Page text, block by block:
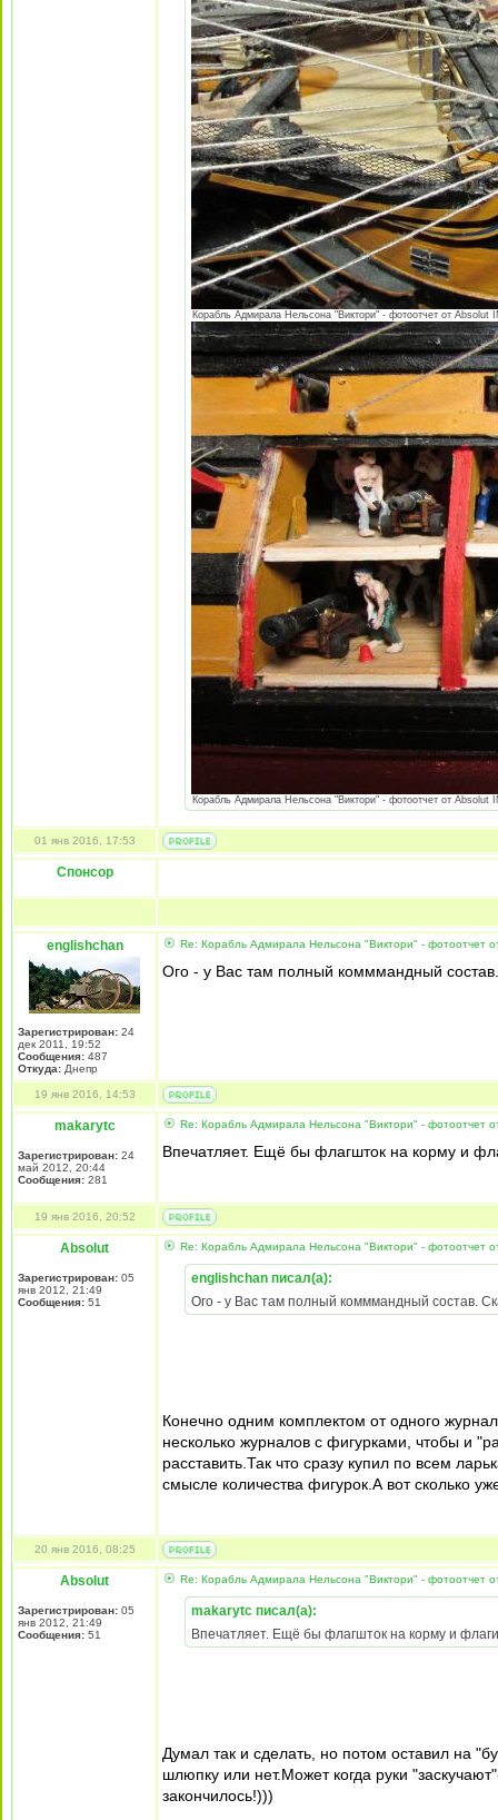
Корабль Адмирала Нельсона "Виктори" - фотоотчет от
Корабль Адмирала Нельсона "Виктори" - фотоотчет от
01 янв 2016, 17:53
Спонсор
englishchan
Зарегистрирован: 24
дек 2011, 19:52
Сообщения: 487
Откуда: Днепр
Re: Корабль Адмирала Нельсона "Виктори" - фотоотчет
Ого - у Вас там полный комммандный
19 янв 2016, 14:53
makarytc
Зарегистрирован: 24
май 2012, 20:44
Сообщения: 281
Re: Корабль Адмирала Нельсона "Виктори" - фотоотчет
Впечатляет. Ещё бы флагшток на корму и
19 янв 2016, 20:52
Absolut
Зарегистрирован: 05
янв 2012, 21:49
Сообщения: 51
Re: Корабль Адмирала Нельсона "Виктори" - фотоотчет
englishchan писал(а):
Ого - у Вас там полный комммандный состав.
Конечно одним комплектом от одного
несколько журналов с фигурками, чтобы и
расставить.Так что сразу купил по всем
смысле количества фигурок.А вот сколько
20 янв 2016, 08:25
Absolut
Зарегистрирован: 05
янв 2012, 21:49
Сообщения: 51
Re: Корабль Адмирала Нельсона "Виктори" - фотоотчет
makarytc писал(а):
Впечатляет. Ещё бы флагшток на корму и
Думал так и сделать, но потом оставил на
шлюпку или нет.Может когда руки
закончилось!)))